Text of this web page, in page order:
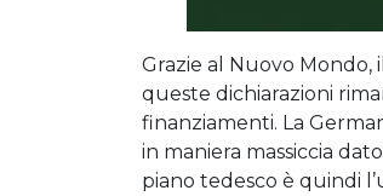
Grazie al Nuovo Mondo,
queste dichiarazioni
finanziamenti. La
in maniera massiccia
piano tedesco è quindi